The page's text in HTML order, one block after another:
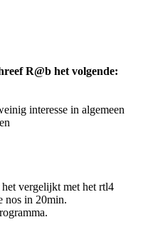
R@b het volgende:
interesse in algemeen
vergelijkt met het rtl4
nos in 20min.